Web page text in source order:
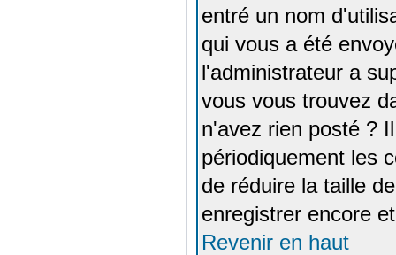
entré un nom
qui vous a été
l'administrateur a
vous vous trouvez
n'avez rien posté ?
périodiquement les
de réduire la taille
enregistrer encore
Revenir en haut